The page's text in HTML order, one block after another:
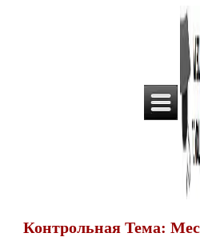
Контрольная Тема: